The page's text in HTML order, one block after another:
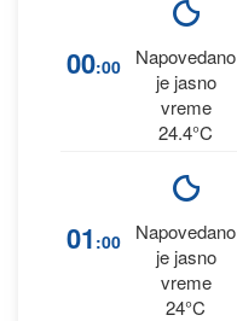
00:00
Napovedano
je jasno
vreme
24.4°C
01 :00
Napovedano
je jasno
vreme
24°C